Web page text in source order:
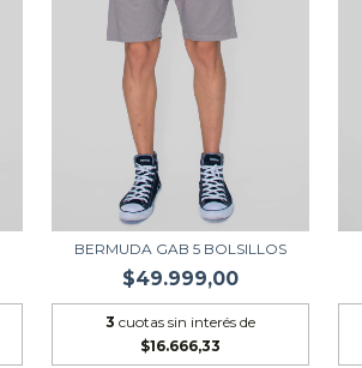
BERMUDA GAB 5 BOLSILLOS
$49.999,00
3 cuotas sin interés de
$16.666,33